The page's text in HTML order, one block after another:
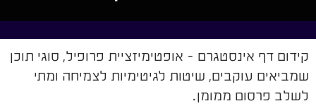
קידום דף אינסטגרם - אופטימיזציית פרופיל, סוגי תוכן
שמביאים עוקבים, שיטות לגיטימיות לצמיחה ומתי
לשלב פרסום ממומן.